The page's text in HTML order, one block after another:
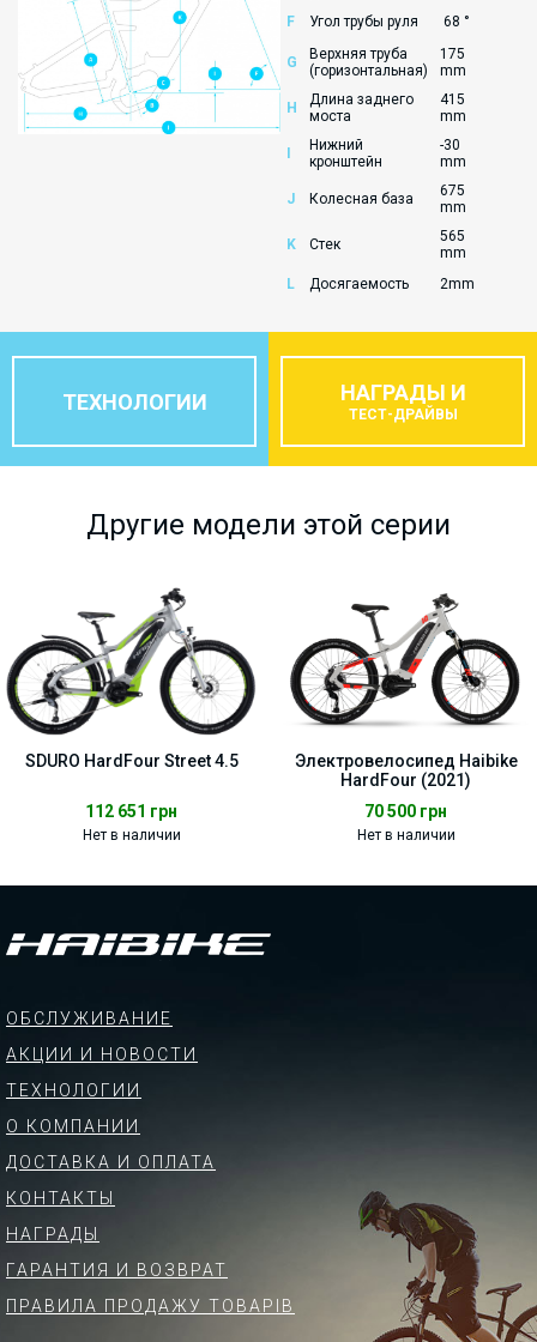
F
Угол трубы руля 68 °
G
Верхняя труба
(горизонтальная)
175
mm
H
Длина заднего
моста
415
mm
Нижний
кронштейн
-30
mm
J Колесная база
675
mm
K Стек
565
mm
L
Досягаемость 2mm
ТЕХНОЛОГИИ НАГРАДЫ И
ТЕСТ-ДРАЙВЫ
Другие модели этой серии
SDURO HardFour Street 4.5
112 651 грн
Нет в наличии
Электровелосипед Haibike
HardFour (2021)
70 500 грн
Нет в наличии
ОБСЛУЖИВАНИЕ
АКЦИИ И НОВОСТИ
ТЕХНОЛОГИИ
О КОМПАНИИ
ДОСТАВКА И ОПЛАТА
КОНТАКТЫ
НАГРАДЫ
ГАРАНТИЯ И ВОЗВРАТ
ПРАВИЛА ПРОДАЖУ ТОВАРІВ